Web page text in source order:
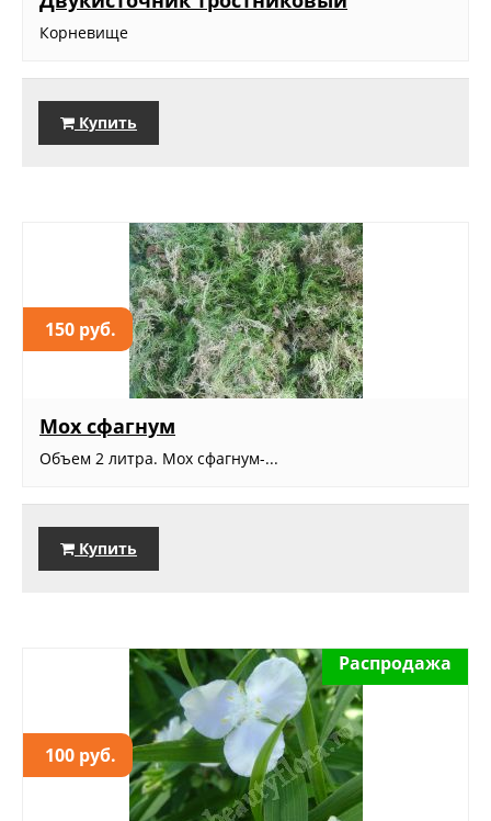
Корневище
Купить
150 руб.
Мох сфагнум
Объем 2 литра. Мох сфагнум-...
Купить
100 руб.
Распродажа